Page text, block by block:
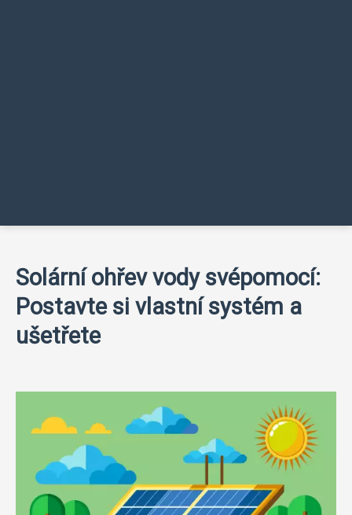
Solární ohřev vody svépomocí:
Postavte si vlastní systém a
ušetřete